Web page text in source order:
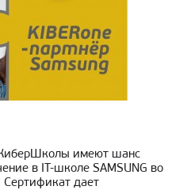
имеют шанс
в IT-школе SAMSUNG во
Сертификат дает